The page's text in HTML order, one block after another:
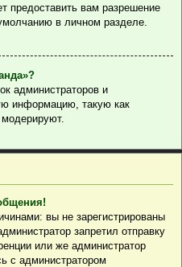
предоставить вам разрешение
в личном разделе.
администраторов и
информацию, такую как
вы не зарегистрированы
запретил отправку
или же администратор
с администратором